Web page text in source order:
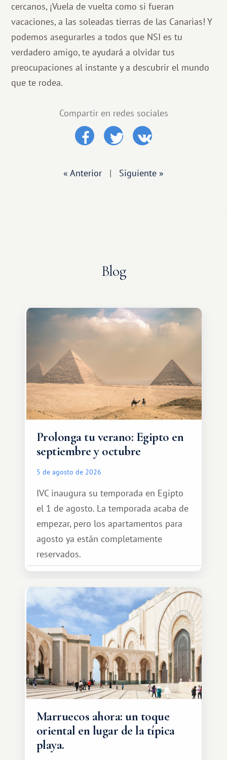
cercanos, ¡Vuela de vuelta como si fueran
vacaciones, a las soleadas tierras de las Canarias! Y
podemos asegurarles a todos que NSI es tu
verdadero amigo, te ayudará a olvidar tus
preocupaciones al instante y a descubrir el mundo
que te rodea.
Compartir en redes sociales
« Anterior | Siguiente »
Blog
Prolonga tu verano: Egipto en
septiembre y octubre
5 de agosto de 2026
IVC inaugura su temporada en Egipto
el 1 de agosto. La temporada acaba de
empezar, pero los apartamentos para
agosto ya están completamente
reservados.
Marruecos ahora: un toque
oriental en lugar de la típica
playa.